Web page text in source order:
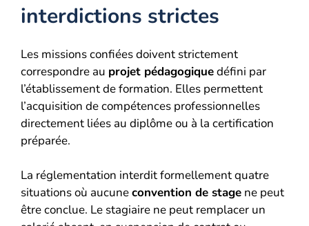
interdictions strictes
Les missions confiées doivent strictement
correspondre au projet pédagogiquedéfini par
l’établissement de formation. Elles permettent
l’acquisition de compétences professionnelles
directement liées au diplôme ou à la certification
préparée.
La réglementation interdit formellement quatre
situations où aucuneconvention de stage ne peut
être conclue. Le stagiaire ne peut remplacer un